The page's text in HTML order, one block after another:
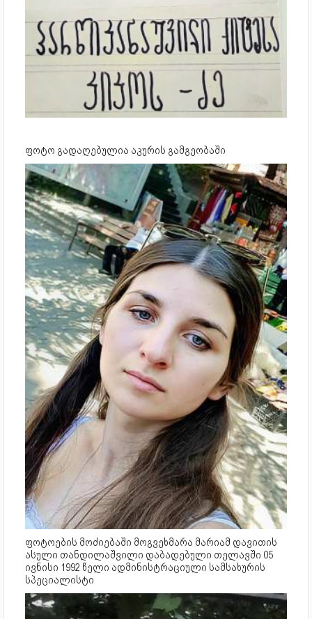
ფოტო გადაღებულია აკურის გამგეობაში
ფოტოების მოძიებაში მოგვეხმარა მარიამ დავითის
ასული თანდილაშვილი დაბადებული თელავში 05
ივნისი 1992 წელი ადმინისტრაციული სამსახურის
სპეციალისტი